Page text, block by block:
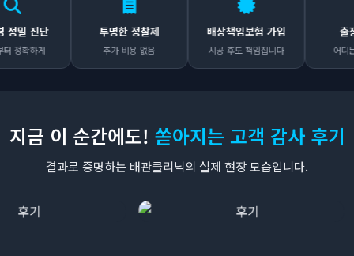
진단
하게
투명한 정찰제
추가 비용 없음
배상책임보험 가입
시공 후도 책임집니다
출장비
어디든 무
지금 이 순간에도! 쏟아지는 고객 감사 후기
결과로 증명하는 배관클리닉의 실제 현장 모습입니다.